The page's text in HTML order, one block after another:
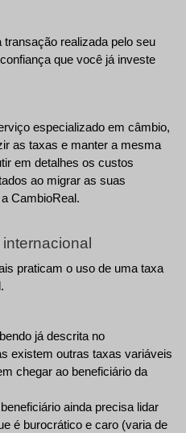
transação realizada pelo seu
que você já investe
especializado em câmbio,
as taxas e manter a mesma
em detalhes os custos
ao migrar as suas
CambioReal.
praticam o uso de uma taxa
já descrita no
existem outras taxas variáveis
chegar ao beneficiário da
ainda precisa lidar
é burocrático e caro (varia de